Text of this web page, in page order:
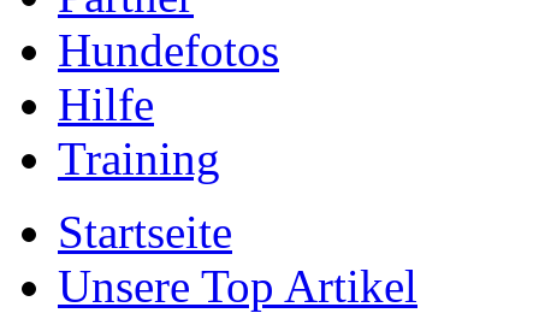
Hundefotos
Hilfe
Training
Startseite
Unsere Top Artikel